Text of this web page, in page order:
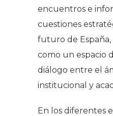
encuentros e
cuestiones
futuro de España,
como un espacio
diálogo entre el
institucional y
En los diferentes